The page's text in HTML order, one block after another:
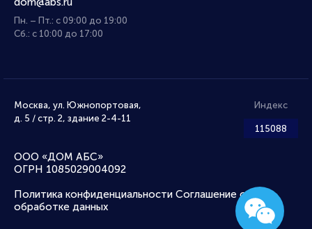
Пн. – Пт.: с 09:00 до 19:00
Сб.: с 10:00 до 17:00
Москва, ул. Южнопортовая,
д. 5 / стр. 2, здание 2-4-11
Индекс
115088
ООО «ДОМ АБС»
ОГРН 1085029004092
Политика конфиденциальности Соглашение об
обработке данных